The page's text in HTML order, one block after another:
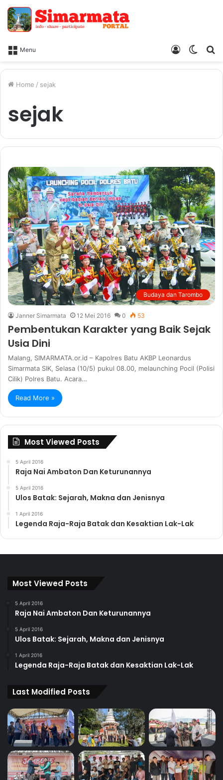
Menu
Switch
Log
Home / sejak
sejak
Budaya dan Tarombo
Janner Simarmata 12 Mei 2016 0 53
Pembentukan Karakter yang Baik Sejak
Usia Dini
Malang, SIMARMATA.or.id – Kapolres Batu AKBP Leonardus
Simarmata SIK, Selasa (10/5) pukul 08.00, melaunching Pocil (Polisi
Cilik) Polres Batu. Acara…
Read More »
Most Viewed Posts
5 April 2016
Raja Nai Ambaton Dan Keturunannya
5 April 2016
Ulos Batak: Sejarah, Makna dan Jenisnya
1 April 2016
Legenda Raja-Raja Batak dan Kesaktian Lak-Lak
Most Viewed Posts
5 April 2016
Raja Nai Ambaton Dan Keturunannya
5 April 2016
Ulos Batak: Sejarah, Makna dan Jenisnya
1 April 2016
Legenda Raja-Raja Batak dan Kesaktian Lak-Lak
Last Modified Posts